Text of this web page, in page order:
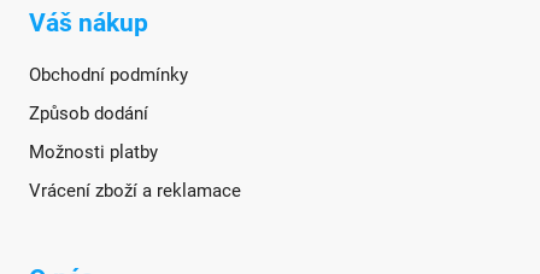
Váš nákup
Obchodní podmínky
Způsob dodání
Možnosti platby
Vrácení zboží a reklamace